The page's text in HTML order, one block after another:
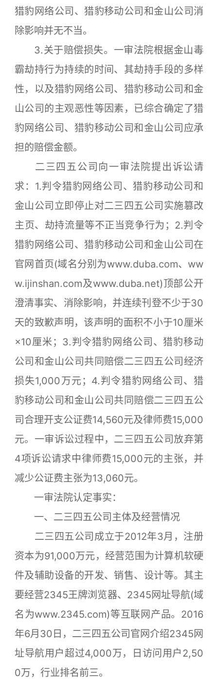
猎豹网络公司、猎豹移动公司和金山公司消
除影响并无不当。
3.关于赔偿损失。一审法院根据金山毒
霸劫持行为持续的时间、其劫持手段的多样
性，以及猎豹网络公司、猎豹移动公司和金
山公司的主观恶性等因素，已综合确定了猎
豹网络公司、猎豹移动公司和金山公司应承
担的赔偿金额。
二三四五公司向一审法院提出诉讼请
求：1.判令猎豹网络公司、猎豹移动公司和
金山公司立即停止对二三四五公司实施篡改
主页、劫持流量等不正当竞争行为；2.判令
猎豹网络公司、猎豹移动公司和金山公司在
官网首页(域名分别为www.duba.com、ww
w.ijinshan.com及www.duba.net)顶部公开
澄清事实、消除影响，并连续刊登不少于30
天的致歉声明，该声明的面积不小于10厘米
×10厘米；3.判令猎豹网络公司、猎豹移动
公司和金山公司共同赔偿二三四五公司经济
损失1,000万元；4.判令猎豹网络公司、猎
豹移动公司和金山公司共同赔偿二三四五公
司合理开支公证费14,560元及律师费15,000
元。一审诉讼过程中，二三四五公司放弃第
4项诉讼请求中律师费15,000元的主张，并
减少公证费主张为13,060元。
一审法院认定事实：
一、二三四五公司主体及经营情况
二三四五公司成立于2012年3月，注册
资本为91,000万元，经营范围为计算机软硬
件及辅助设备的开发、销售、设计等。其主
要经营2345王牌浏览器、2345网址导航(域
名为www.2345.com)等互联网产品。2016
年6月30日，二三四五公司官网介绍2345网
址导航用户超过4,000万，日访问用户2,50
0万，行业排名前三。